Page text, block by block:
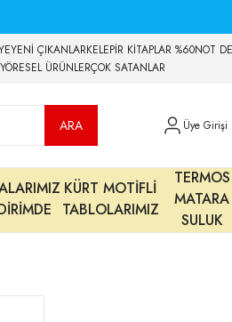
YENİ ÇIKANLARKELEPİR KİTAPLAR %60NOT
ÜRÜNLERÇOK SATANLAR
ARA Üye Girişi
KÜRT MOTİFLİ
TABLOLARIMIZ
TERMOS
MATARA
SULUK